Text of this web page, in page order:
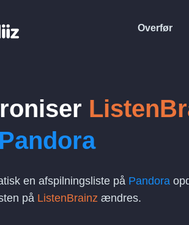
Overfør
Pandora
en afspilningsliste på Pandora
på ListenBrainz ændres.